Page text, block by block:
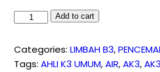
PLB3
OPLB3
Training
Add to cart
Categories: LIMBAH B3,
Tags: AHLI K3 UMUM,AIR,AK3,